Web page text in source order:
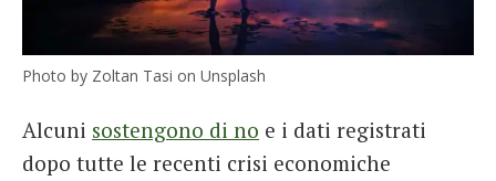
Photo by Zoltan Tasi on Unsplash
Alcuni sostengono di no e i dati registrati
dopo tutte le recenti crisi economiche